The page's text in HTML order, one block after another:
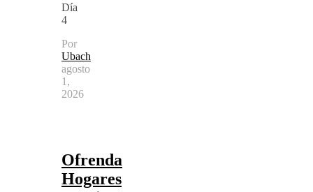
Día
4
Por
Ubach
agosto
1,
2026
Ofrenda
Hogares